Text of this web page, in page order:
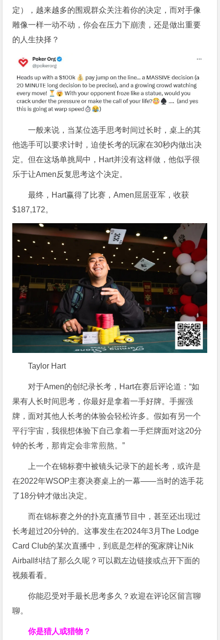
定），越来越多的围观群众关注着你的决定，而对手像
雕像一样一动不动，你会在压力下崩溃，还是做出重要
的人生抉择？
一般来说，当某位选手思考时间过长时，桌上的其
他选手可以要求计时，迫使长考的玩家在30秒内做出决
定。但在这场单挑局中，Hart并没有这样做，他似乎很
乐于让Amen反复思考这个决定。
最终，Hart赢得了比赛，Amen屈居亚军，收获
$187,172。
Taylor Hart
对于Amen的创纪录长考，Hart在赛后评论道：“如
果有人长时间思考，你最好是拿着一手好牌。手握强
牌，面对其他人长考的体验会轻松许多。假如有另一个
平行宇宙，我很想体验下自己拿着一手烂牌面对这20分
钟的长考，那肯定会非常煎熬。”
上一个在锦标赛中被镜头记录下的超长考，或许是
在2022年WSOP主赛决赛桌上的一幕——当时的选手花
了18分钟才做出决定。
而在锦标赛之外的扑克直播节目中，甚至还出现过
长考超过20分钟的。这事发生在2024年3月The Lodge
Card Club的某次直播中，到底是怎样的冤家牌让Nik
Airball纠结了那么久呢？可以戳左边链接或点开下面的
视频看看。
你能忍受对手最长思考多久？欢迎在评论区留言聊
聊。
你是猎人或猎物？